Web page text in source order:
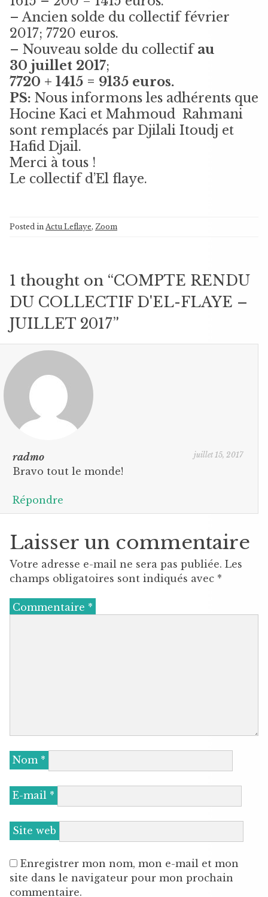
– Ancien solde du collectif février
2017; 7720 euros.
– Nouveau solde du collectifau
30 juillet 2017;
7720 + 1415 = 9135 euros.
PS: Nous informons les adhérents que
Hocine Kaci et Mahmoud Rahmani
sont remplacés par Djilali Itoudj et
Hafid Djail.
Merci à tous !
Le collectif d’El flaye.
Posted in Actu Leflaye, Zoom
1 thought on “COMPTE RENDU
DU COLLECTIF D'EL-FLAYE –
JUILLET 2017”
radmo juillet 15, 2017
Bravo tout le monde!
Répondre
Laisser un commentaire
Votre adresse e-mail ne sera pas publiée. Les
champs obligatoires sont indiqués avec *
Commentaire *
Nom *
E-mail *
Site web
Enregistrer mon nom, mon e-mail et mon
site dans le navigateur pour mon prochain
commentaire.